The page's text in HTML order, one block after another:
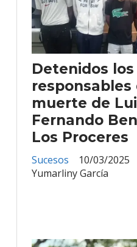
Detenidos los
responsables
muerte de
Fernando
Los Proceres
Yumarliny García
Sucesos 10/03/2025